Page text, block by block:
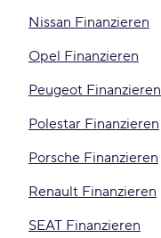
Nissan Finanzieren
Opel Finanzieren
Peugeot Finanzieren
Polestar Finanzieren
Porsche Finanzieren
Renault Finanzieren
SEAT Finanzieren